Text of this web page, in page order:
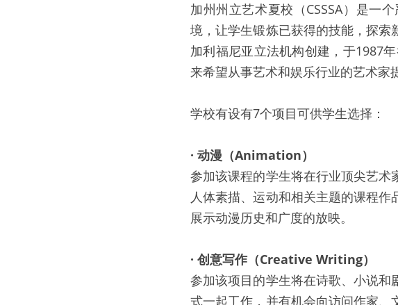
加州州立艺术夏校（CSSSA）是一
境，让学生锻炼已获得的技能，探
加利福尼亚立法机构创建，于1987
来希望从事艺术和娱乐行业的艺术家
学校有设有7个项目可供学生选择：
· 动漫（Animation）
参加该课程的学生将在行业顶尖艺术
人体素描、运动和相关主题的课程
展示动漫历史和广度的放映。
· 创意写作（Creative Writing）
参加该项目的学生将在诗歌、小说
式一起工作，并有机会向访问作家